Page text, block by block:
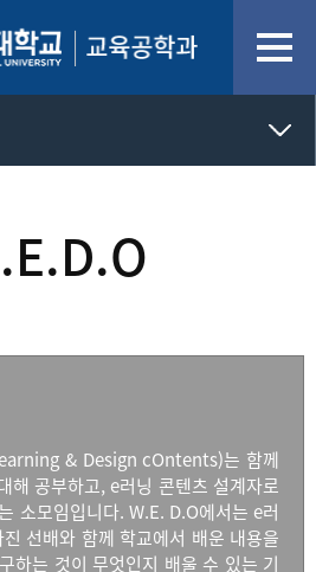
활동
& Design cOntents)는 함께
해 공부하고, e러닝 콘텐츠 설계자로
소모임입니다. W.E. D.O에서는 e러
선배와 함께 학교에서 배운 내용을
하는 것이 무엇인지 배울 수 있는 기